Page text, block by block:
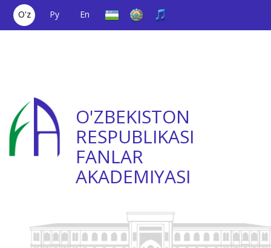
O'z Ру
En
O'ZBEKISTON
RESPUBLIKASI
FANLAR
AKADEMIYASI